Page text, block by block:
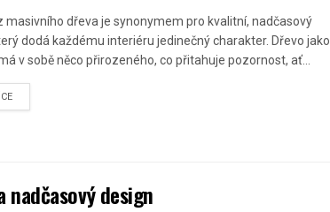
masivního dřeva je synonymem pro kvalitní, nadčasový
dodá každému interiéru jedinečný charakter. Dřevo jako
v sobě něco přirozeného, co přitahuje pozornost, ať...
design